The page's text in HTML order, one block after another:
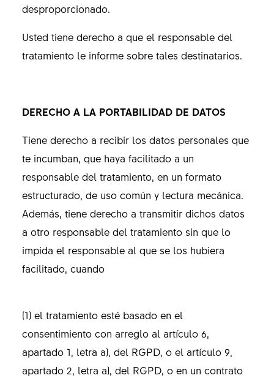
desproporcionado.
Usted tiene derecho a que el responsable del
tratamiento le informe sobre tales destinatarios.
DERECHO A LA PORTABILIDAD DE DATOS
Tiene derecho a recibir los datos personales que
te incumban, que haya facilitado a un
responsable del tratamiento, en un formato
estructurado, de uso común y lectura mecánica.
Además, tiene derecho a transmitir dichos datos
a otro responsable del tratamiento sin que lo
impida el responsable al que se los hubiera
facilitado, cuando
(1) el tratamiento esté basado en el
consentimiento con arreglo al artículo 6,
apartado 1, letra a), del RGPD, o el artículo 9,
apartado 2, letra a), del RGPD, o en un contrato